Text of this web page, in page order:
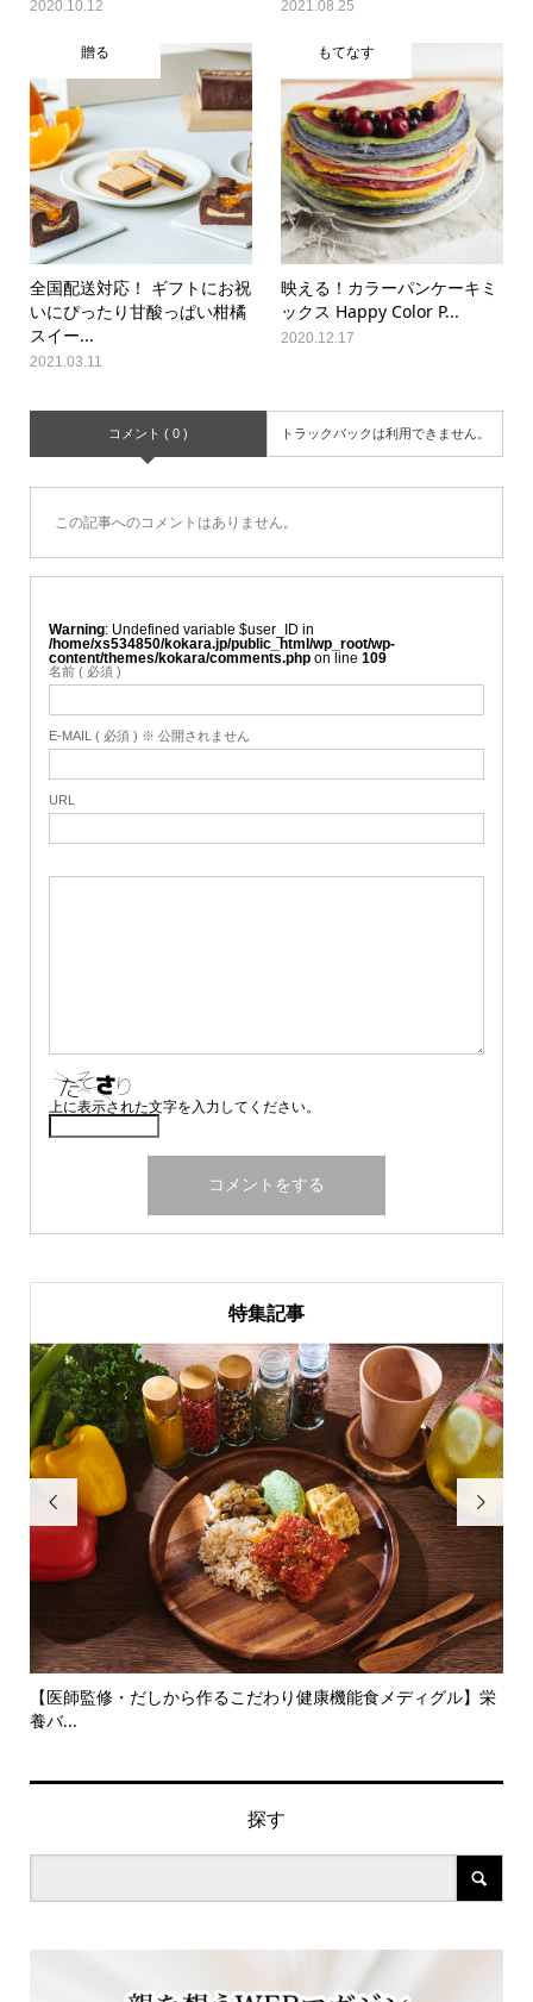
2020.10.12 2021.08.25
贈る
全国配送対応！ ギフトにお祝
いにぴったり甘酸っぱい柑橘
スイー...
2021.03.11
もてなす
映える！カラーパンケーキミ
ックス Happy Color P...
2020.12.17
コメント ( 0 ) トラックバックは利用できません。
この記事へのコメントはありません。
Warning : Undefined variable $user_ID in
/home/xs534850/kokara.jp/public_html/wp_root/wp-
content/themes/kokara/comments.phpon line 109
名前 ( 必須 )
E-MAIL ( 必須 ) ※ 公開されません
URL
上に表示された文字を入力してください。
特集記事

【医師監修・だしから作るこだわり健康機能食メディグル】栄
養バ...

探す